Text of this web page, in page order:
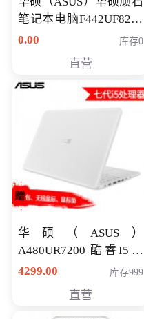
笔记本电脑F442UF8250
八代独显轻薄办公商务
0.00 库存0
直营
华硕（ASUS）
A480UR7200 酷睿I5超
薄学生办公游戏独显笔
NV930-2G独
4299.00 库存999
直营